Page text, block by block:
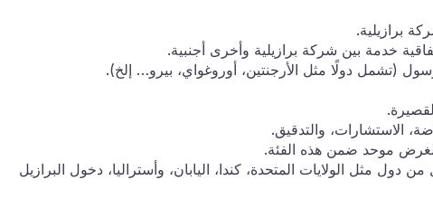
برازيلية.
خدمة بين شركة برازيلية وأخرى أجنبية.
(تشمل دولًا مثل الأرجنتين، أوروغواي، بيرو… إلخ).
الاستشارات، والتدقيق.
موحد ضمن هذه الفئة.
دول مثل الولايات المتحدة، كندا، اليابان، وأستراليا، دخول البرازيل